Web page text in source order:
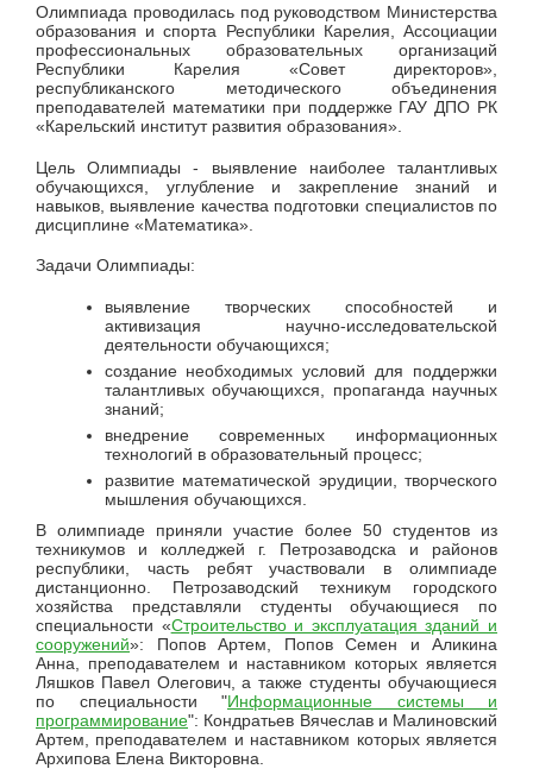
Олимпиада проводилась под руководством Министерства
образования и спорта Республики Карелия, Ассоциации
профессиональных образовательных организаций
Республики Карелия «Совет директоров»,
республиканского методического объединения
преподавателей математики при поддержке ГАУ ДПО РК
«Карельский институт развития образования».
Цель Олимпиады - выявление наиболее талантливых
обучающихся, углубление и закрепление знаний и
навыков, выявление качества подготовки специалистов по
дисциплине «Математика».
Задачи Олимпиады:
выявление творческих способностей и
активизация научно-исследовательской
деятельности обучающихся;
создание необходимых условий для поддержки
талантливых обучающихся, пропаганда научных
знаний;
внедрение современных информационных
технологий в образовательный процесс;
развитие математической эрудиции, творческого
мышления обучающихся.
В олимпиаде приняли участие более 50 студентов из
техникумов и колледжей г. Петрозаводска и районов
республики, часть ребят участвовали в олимпиаде
дистанционно. Петрозаводский техникум городского
хозяйства представляли студенты обучающиеся по
специальности «Строительство и эксплуатация зданий и
сооружений»: Попов Артем, Попов Семен и Аликина
Анна, преподавателем и наставником которых является
Ляшков Павел Олегович, а также студенты обучающиеся
по специальности "Информационные системы и
программирование": Кондратьев Вячеслав и Малиновский
Артем, преподавателем и наставником которых является
Архипова Елена Викторовна.